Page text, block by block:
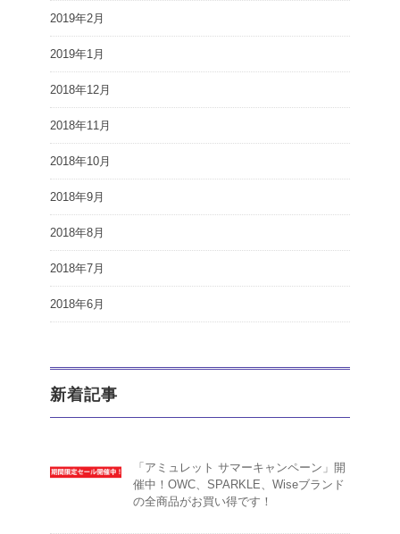
2019年2月
2019年1月
2018年12月
2018年11月
2018年10月
2018年9月
2018年8月
2018年7月
2018年6月
新着記事
「アミュレット サマーキャンペーン」開
催中！OWC、SPARKLE、Wiseブランド
の全商品がお買い得です！